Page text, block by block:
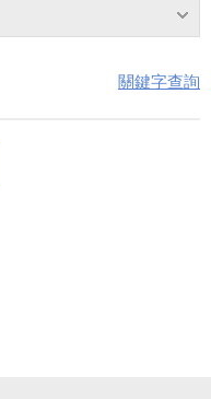
關鍵字查詢